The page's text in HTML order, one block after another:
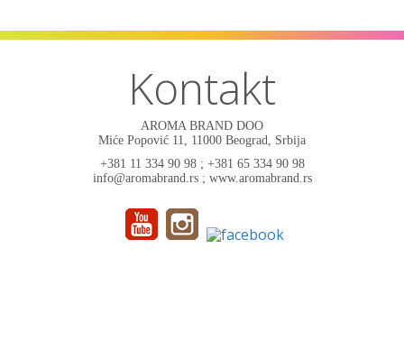
Kontakt
AROMA BRAND DOO
Miće Popović 11, 11000 Beograd, Srbija
+381 11 334 90 98 ; +381 65 334 90 98
info@aromabrand.rs ; www.aromabrand.rs